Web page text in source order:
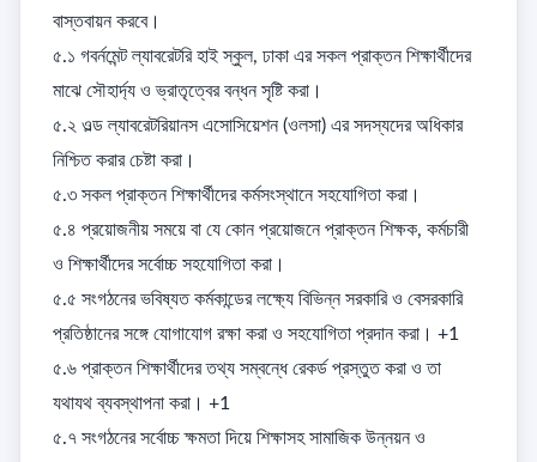
বাস্তবায়ন করবে।
৫.১ গবর্নমেন্ট ল্যাবরেটরি হাই স্কুল, ঢাকা এর সকল প্রাক্তন শিক্ষার্থীদের
মাঝে সৌহার্দ্য ও ভ্রাতৃত্বের বন্ধন সৃষ্টি করা।
৫.২ ওল্ড ল্যাবরেটরিয়ানস এসোসিয়েশন (ওলসা) এর সদস্যদের অধিকার
নিশ্চিত করার চেষ্টা করা।
৫.৩ সকল প্রাক্তন শিক্ষার্থীদের কর্মসংস্থানে সহযোগিতা করা।
৫.৪ প্রয়োজনীয় সময়ে বা যে কোন প্রয়োজনে প্রাক্তন শিক্ষক, কর্মচারী
ও শিক্ষার্থীদের সর্বোচ্চ সহযোগিতা করা।
৫.৫ সংগঠনের ভবিষ্যত কর্মকান্ডের লক্ষ্যে বিভিন্ন সরকারি ও বেসরকারি
প্রতিষ্ঠানের সঙ্গে যোগাযোগ রক্ষা করা ও সহযোগিতা প্রদান করা। +1
৫.৬ প্রাক্তন শিক্ষার্থীদের তথ্য সম্বন্ধে রেকর্ড প্রস্তুত করা ও তা
যথাযথ ব্যবস্থাপনা করা। +1
৫.৭ সংগঠনের সর্বোচ্চ ক্ষমতা দিয়ে শিক্ষাসহ সামাজিক উন্নয়ন ও